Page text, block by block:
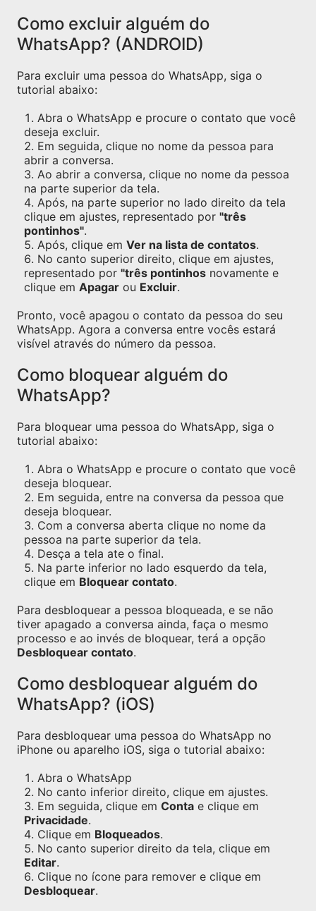
Como excluir alguém do
WhatsApp? (ANDROID)
Para excluir uma pessoa do WhatsApp, siga o
tutorial abaixo:
Abra o WhatsApp e procure o contato que você
deseja excluir.
Em seguida, clique no nome da pessoa para
abrir a conversa.
Ao abrir a conversa, clique no nome da pessoa
na parte superior da tela.
Após, na parte superior no lado direito da tela
clique em ajustes, representado por "três
pontinhos".
Após, clique em Ver na lista de contatos.
No canto superior direito, clique em ajustes,
representado por "três pontinhos novamente e
clique em Apagar ou Excluir.
Pronto, você apagou o contato da pessoa do seu
WhatsApp. Agora a conversa entre vocês estará
visível através do número da pessoa.
Como bloquear alguém do
WhatsApp?
Para bloquear uma pessoa do WhatsApp, siga o
tutorial abaixo:
Abra o WhatsApp e procure o contato que você
deseja bloquear.
Em seguida, entre na conversa da pessoa que
deseja bloquear.
Com a conversa aberta clique no nome da
pessoa na parte superior da tela.
Desça a tela ate o final.
Na parte inferior no lado esquerdo da tela,
clique em Bloquear contato.
Para desbloquear a pessoa bloqueada, e se não
tiver apagado a conversa ainda, faça o mesmo
processo e ao invés de bloquear, terá a opção
Desbloquear contato.
Como desbloquear alguém do
WhatsApp? (iOS)
Para desbloquear uma pessoa do WhatsApp no
iPhone ou aparelho iOS, siga o tutorial abaixo:
Abra o WhatsApp
No canto inferior direito, clique em ajustes.
Em seguida, clique em Conta e clique em
Privacidade.
Clique em Bloqueados.
No canto superior direito da tela, clique em
Editar.
Clique no ícone para remover e clique em
Desbloquear.